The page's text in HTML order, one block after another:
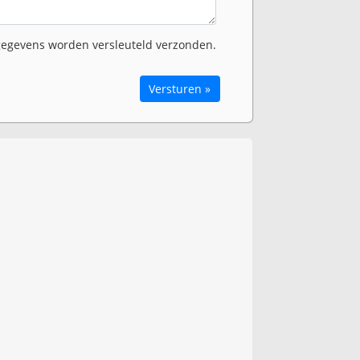
worden versleuteld verzonden.
Versturen »